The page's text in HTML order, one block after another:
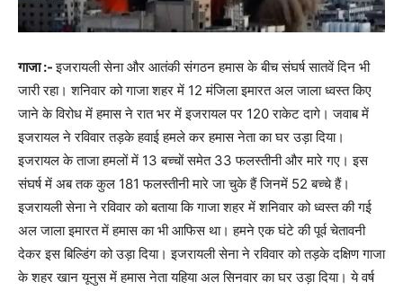
गाजा :-इजरायली सेना और आतंकी संगठन हमास के बीच संघर्ष सातवें दिन भी
जारी रहा। शनिवार को गाजा शहर में 12 मंजिला इमारत अल जाला ध्वस्त किए
जाने के विरोध में हमास ने रात भर में इजरायल पर 120 राकेट दागे। जवाब में
इजरायल ने रविवार तड़के हवाई हमले कर हमास नेता का घर उड़ा दिया।
इजरायल के ताजा हमलों में 13 बच्चों समेत 33 फलस्तीनी और मारे गए। इस
संघर्ष में अब तक कुल 181 फलस्तीनी मारे जा चुके हैं जिनमें 52 बच्चे हैं।
इजरायली सेना ने रविवार को बताया कि गाजा शहर में शनिवार को ध्वस्त की गई
अल जाला इमारत में हमास का भी आफिस था। हमने एक घंटे की पूर्व चेतावनी
देकर इस बिल्डिंग को उड़ा दिया। इजरायली सेना ने रविवार को तड़के दक्षिण गाजा
के शहर खान यूनुस में हमास नेता यहिया अल सिनवार का घर उड़ा दिया। ये वर्ष